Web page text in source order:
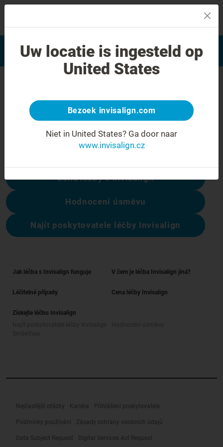
Hodnocení úsměvu
Najít poskytovatele léčby
Invisalign
Chyba 404
Přestaňte se mračit
Tato stránka není k dispozici, ale ostatní
Cena léčby s Invisalign
Hodnocení úsměvu
Najít poskytovatele léčby Invisalign
Jak léčba s Invisalign funguje V čem je léčba Invisalign jiná?
Léčitelné případy Cena léčby Invisalign
Získejte léčbu Invisalign
Nejčastější otázky Kariéra Přihlášení poskytovatele
Podmínky používání Zásady ochrany osobních údajů
Data Subject Request Digital Services Act Request
Uw locatie is ingesteld op
United States
Bezoek invisalign.com
Niet in United States? Ga door naar
www.invisalign.cz